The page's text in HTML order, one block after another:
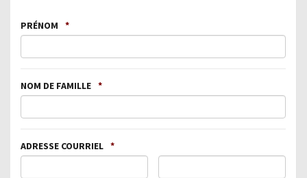
PRÉNOM *
NOM DE FAMILLE *
ADRESSE COURRIEL *